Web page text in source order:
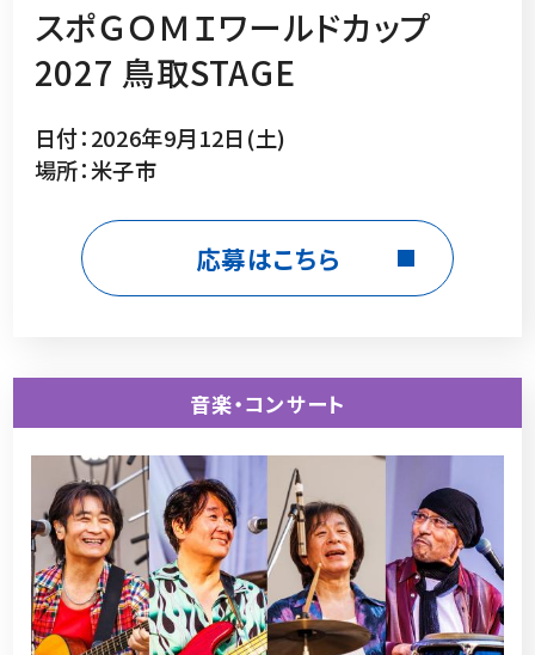
スポＧＯＭＩワールドカップ
2027 鳥取STAGE
日付：2026年9月12日(土)
場所：米子市
応募はこちら
音楽・コンサート